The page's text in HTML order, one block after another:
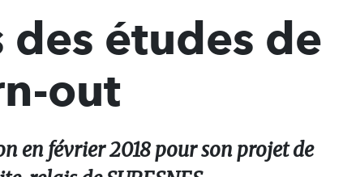
études de
out
en février 2018 pour son projet de